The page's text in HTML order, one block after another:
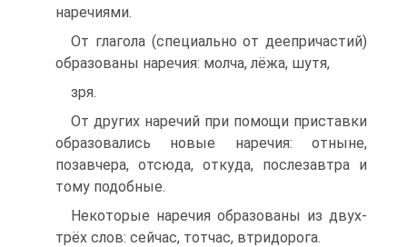
наречиями.
От глагола (специально от деепричастий)
образованы наречия: молча, лёжа, шутя,
зря.
От других наречий при помощи приставки
образовались новые наречия: отныне,
позавчера, отсюда, откуда, послезавтра и
тому подобные.
Некоторые наречия образованы из двух-
трёх слов: сейчас, тотчас, втридорога.